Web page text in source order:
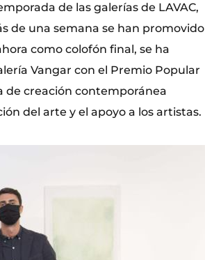
de las galerías de LAVAC,
de una semana se han promovido
como colofón final, se ha
Vangar con el Premio Popular
de creación contemporánea
del arte y el apoyo a los artistas.